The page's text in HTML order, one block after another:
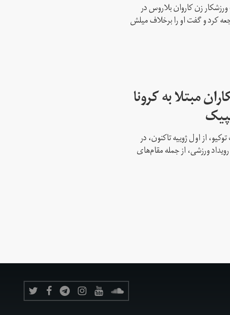
زن کاروان بلاروس در
کرد و گفت او را برخلاف میلش
مبتلا به کرونا
از اول ژوییه تاکنون، در
این رویداد ورزشی، از جمله مقام‌های